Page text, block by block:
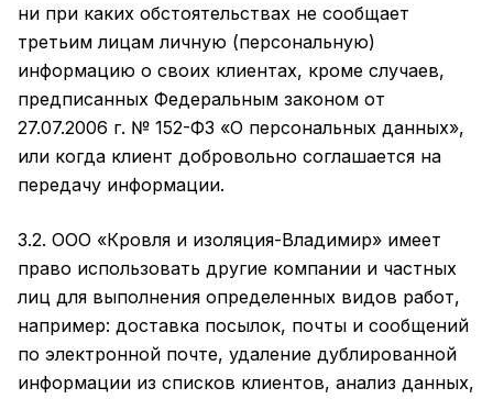
ни при каких обстоятельствах не сообщает
третьим лицам личную (персональную)
информацию о своих клиентах, кроме случаев,
предписанных Федеральным законом от
27.07.2006 г. № 152-ФЗ «О персональных данных»,
или когда клиент добровольно соглашается на
передачу информации.
3.2. ООО «Кровля и изоляция-Владимир» имеет
право использовать другие компании и частных
лиц для выполнения определенных видов работ,
например: доставка посылок, почты и сообщений
по электронной почте, удаление дублированной
информации из списков клиентов, анализ данных,